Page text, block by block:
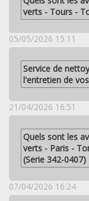
verts - Tours -
05/05/2026 15:11
Service de
l'entretien de
21/04/2026 16:51
Quels sont les
verts - Paris -
(Serie 342-0407)
07/04/2026 16:24